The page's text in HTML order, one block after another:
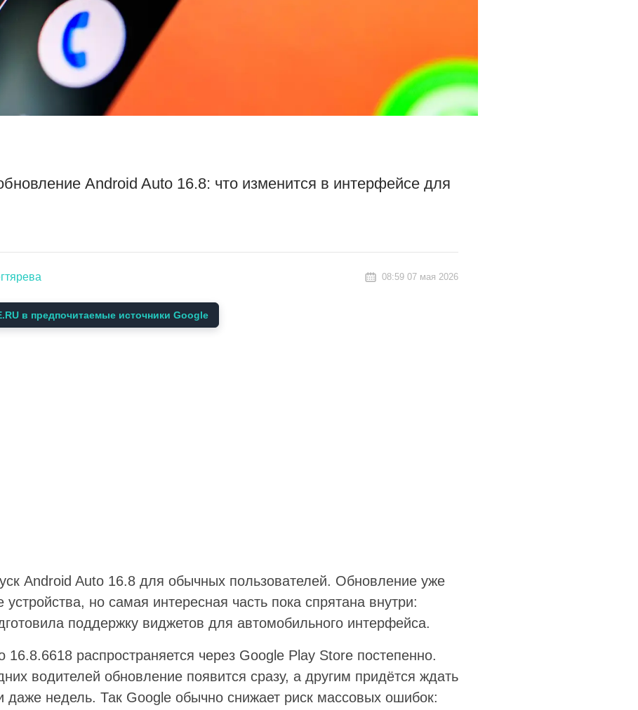
Android Auto 16.8: что изменится в интерфейсе для
08:59 07 мая 2026
в предпочитаемые источники Google
Android Auto 16.8 для обычных пользователей. Обновление уже
но самая интересная часть пока спрятана внутри:
поддержку виджетов для автомобильного интерфейса.
16.8.6618 распространяется через Google Play Store постепенно.
водителей обновление появится сразу, а другим придётся ждать
даже недель. Так Google обычно снижает риск массовых ошибок: